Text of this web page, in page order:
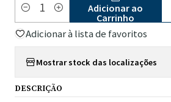
Quantidade
Adicionar ao
Carrinho
Adicionar à lista de favoritos
Mostrar stock das localizações
DESCRIÇÃO